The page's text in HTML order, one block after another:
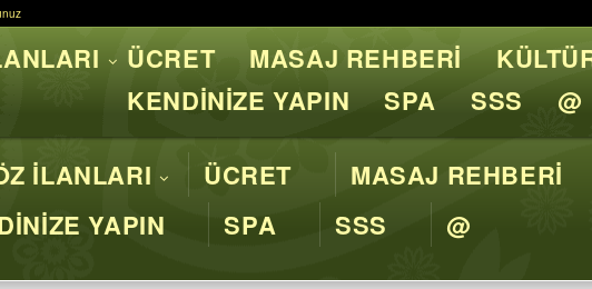
İstanbul - Profesyonel
İLANLARI ÜCRET MASAJ REHBERİ
YAPIN
SPA SSS @
ÜCRET MASAJ REHBERİ
KENDİNİZE YAPIN
SPA SSS @